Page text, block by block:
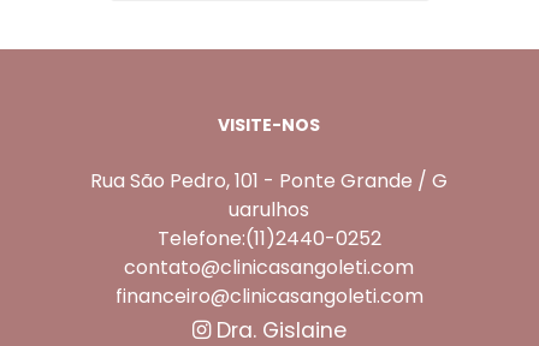
VISITE-NOS
Rua São Pedro, 101 - Ponte Grande / G
uarulhos
Telefone:(11)2440-0252
contato@clinicasangoleti.com
financeiro@clinicasangoleti.com
Dra. Gislaine